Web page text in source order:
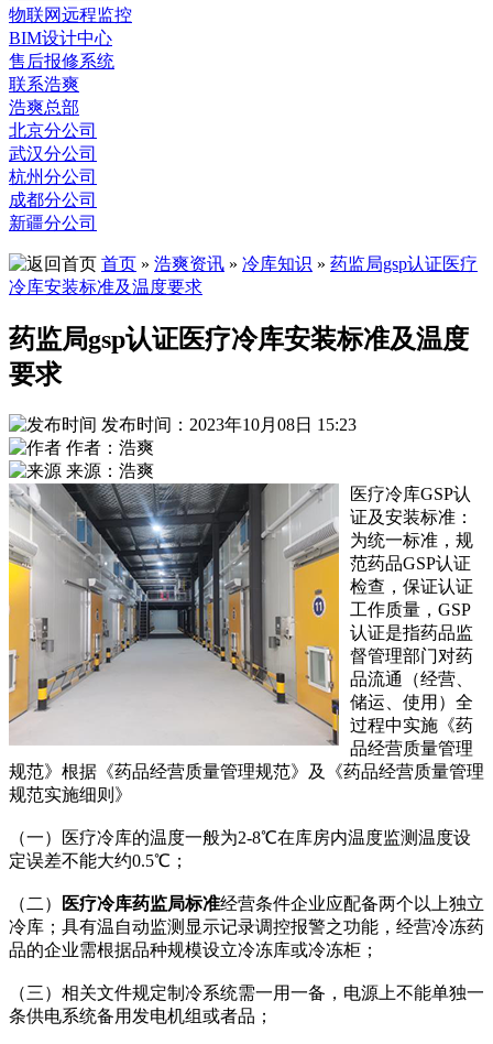
物联网远程监控
BIM设计中心
售后报修系统
联系浩爽
浩爽总部
北京分公司
武汉分公司
杭州分公司
成都分公司
新疆分公司
首页 » 浩爽资讯 » 冷库知识 » 药监局gsp认证医疗
冷库安装标准及温度要求
药监局gsp认证医疗冷库安装标准及温度
要求
发布时间：2023年10月08日 15:23
作者：浩爽
来源：浩爽
医疗冷库GSP认
证及安装标准：
为统一标准，规
范药品GSP认证
检查，保证认证
工作质量，GSP
认证是指药品监
督管理部门对药
品流通（经营、
储运、使用）全
过程中实施《药
品经营质量管理
规范》根据《药品经营质量管理规范》及《药品经营质量管理
规范实施细则》
（一）医疗冷库的温度一般为2-8℃在库房内温度监测温度设
定误差不能大约0.5℃；
（二） 医疗冷库药监局标准经营条件企业应配备两个以上独立
冷库；具有温自动监测显示记录调控报警之功能，经营冷冻药
品的企业需根据品种规模设立冷冻库或冷冻柜；
（三）相关文件规定制冷系统需一用一备，电源上不能单独一
条供电系统备用发电机组或者品；